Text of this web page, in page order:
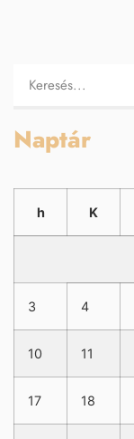
Naptár
h K
3 4
10 11
17 18